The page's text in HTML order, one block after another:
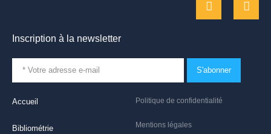
Politique de confidentialité
Mentions légales
Accueil
Bibliométrie
Inscription à la newsletter
S'abonner